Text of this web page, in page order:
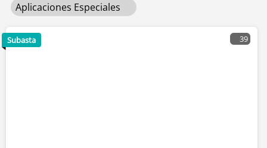
Aplicaciones Especiales
39
Subasta